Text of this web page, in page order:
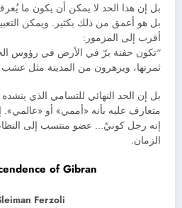
بل إن هذا الحد لا يمكن أن يكون ما
بل هو أعمق من ذلك بكثير. ويمكن
أقرب إلى المزمور:
“تكون حفنة برّ في الأرض في رؤوس
ثمرتها، ويزهرون من المدينة مثل عشب
بل إن الحد النهائي للتسامي الذي
متعارف عليه بأنه «أممي» أو «عالمي».
إنه رجل كونيّ… عضو منتسب إلى
الزمان.
of Gibran
Ferzoli